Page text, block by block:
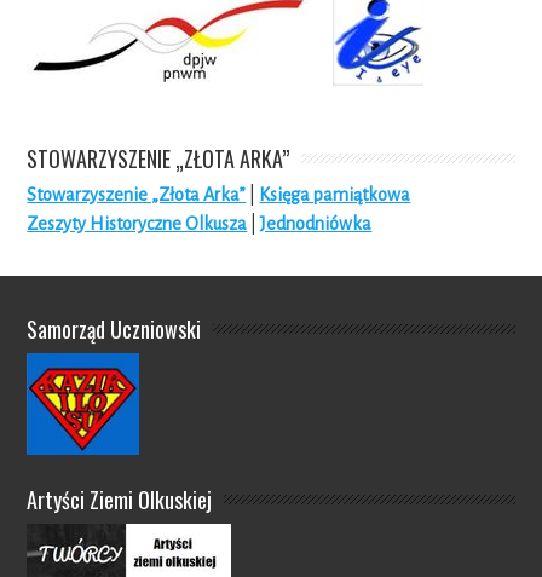
STOWARZYSZENIE „ZŁOTA ARKA”
Stowarzyszenie „Złota Arka”
Księga pamiątkowa
Zeszyty Historyczne Olkusza |Jednodniówka
Samorząd Uczniowski
Artyści Ziemi Olkuskiej